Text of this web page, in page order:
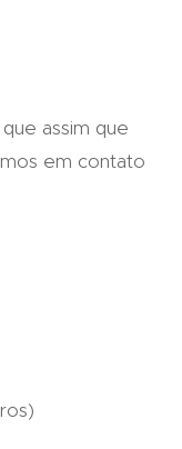
assim que
em contato